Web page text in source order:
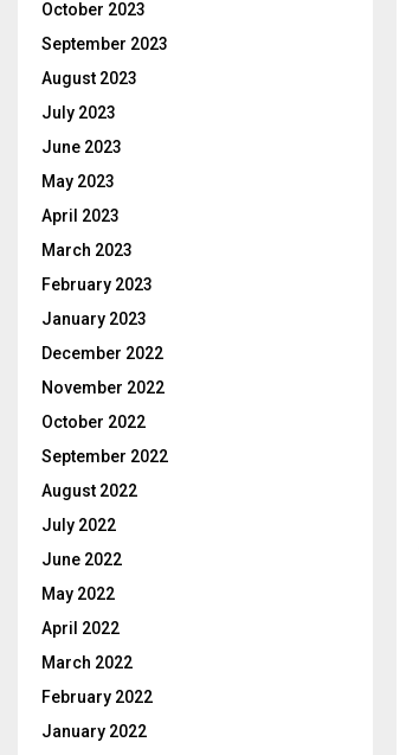
October 2023
September 2023
August 2023
July 2023
June 2023
May 2023
April 2023
March 2023
February 2023
January 2023
December 2022
November 2022
October 2022
September 2022
August 2022
July 2022
June 2022
May 2022
April 2022
March 2022
February 2022
January 2022